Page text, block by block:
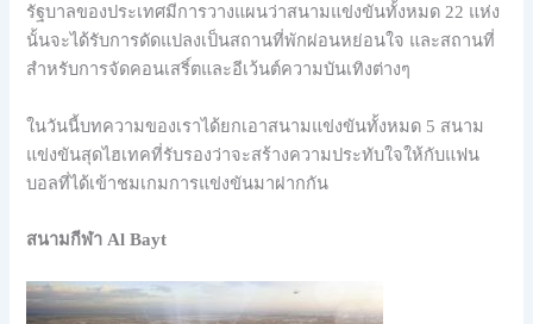
รัฐบาลของประเทศมีการวางแผนว่าสนามแข่งขันทั้งหมด 22 แห่ง
นั้นจะได้รับการดัดแปลงเป็นสถานที่พักผ่อนหย่อนใจ และสถานที่
สำหรับการจัดคอนเสริ์ตและอีเว้นต์ความบันเทิงต่างๆ
ในวันนี้บทความของเราได้ยกเอาสนามแข่งขันทั้งหมด 5 สนาม
แข่งขันสุดไฮเทคที่รับรองว่าจะสร้างความประทับใจให้กับแฟน
บอลที่ได้เข้าชมเกมการแข่งขันมาฝากกัน
สนามกีฬา Al Bayt